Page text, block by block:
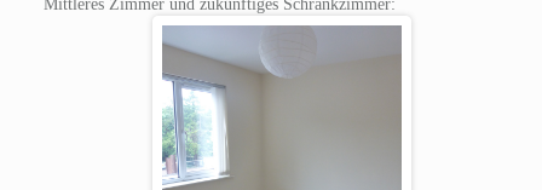
Mittleres Zimmer und zukünftiges Schrankzimmer: